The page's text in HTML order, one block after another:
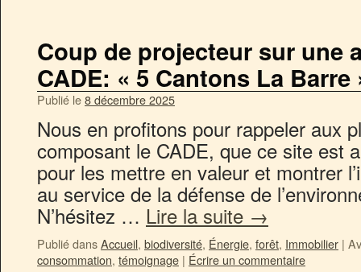
Coup de projecteur sur une
CADE: « 5 Cantons La Barre
Publié le8 décembre 2025
Nous en profitons pour rappeler aux
composant le CADE, que ce site est
pour les mettre en valeur et montrer
au service de la défense de
N’hésitez … Lire la suite →
Publié dansAccueil, biodiversité, Énergie, forêt, Immobilier |
consommation, témoignage | Écrire un commentaire